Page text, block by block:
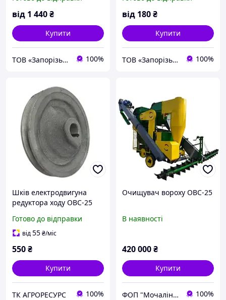
від 1 440₴
Купити
ТОВ «Запорізький Зерновоз» 100%
від 180₴
Купити
ТОВ «Запорізький Зерновоз» 100%
Шків електродвигуна
редуктора ходу ОВС-25
Готово до відправки
від55₴/міс
550₴
Купити
ТК АГРОРЕСУРС 100%
Очищувач вороху ОВС-25
В наявності
420 000₴
Купити
ФОП "Мочалін Р.Ю." 100%